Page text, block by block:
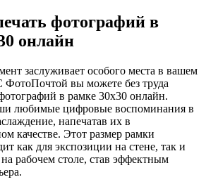
фотографий в
онлайн
заслуживает особого места в вашем
ФотоПочтой вы можете без труда
фотографий в рамке 30х30 онлайн.
любимые цифровые воспоминания в
напечатав их в
качестве. Этот размер рамки
как для экспозиции на стене, так и
рабочем столе, став эффектным